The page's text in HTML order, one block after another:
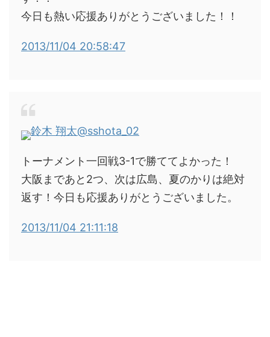
今日も熱い応援ありがとうございました！！
2013/11/04 20:58:47
鈴木 翔太@sshota_02
トーナメント一回戦3-1で勝ててよかった！
大阪まであと2つ、次は広島、夏のかりは絶対
返す！今日も応援ありがとうございました。
2013/11/04 21:11:18